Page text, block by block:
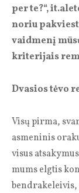
per te?“,
noriu
vaidmenį
kriterijais
Dvasios tėvo
Visų pirma,
asmeninis
visus
mums elgtis